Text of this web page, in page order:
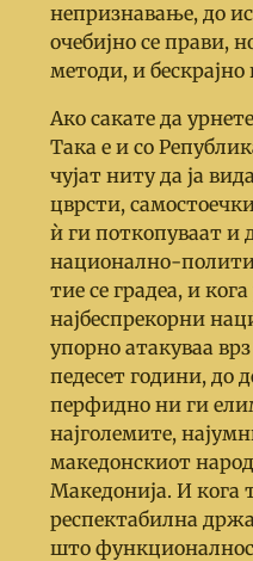
непризнавање, до
очебијно се прави,
методи, и
Ако сакате да
Така е и со
чујат ниту да ја
цврсти,
ѝ ги поткопуваат и
национално-
тие се градеа, и
најбеспрекорни
упорно атакуваа
педесет години, до
перфидно ни ги
најголемите,
македонскиот
Македонија. И кога
респектабилна
што